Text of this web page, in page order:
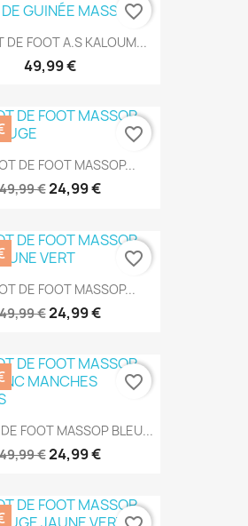
DE FOOT A.S KALOUM...
49,99 €
favorite_border
DE FOOT MASSOP...
€24,99 €
favorite_border
DE FOOT MASSOP...
€24,99 €
favorite_border
FOOT MASSOP BLEU...
€24,99 €
favorite_border